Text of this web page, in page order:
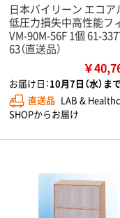
日本バイリーン エコア
低圧力損失中高性能フ
VM-90M-56F 1個 61-
63（直送品）
￥
お届け日：10月7日（水）まで
直送品 LAB &
SHOPからお届け